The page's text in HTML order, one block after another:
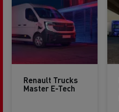
Renault Trucks
Master E-Tech